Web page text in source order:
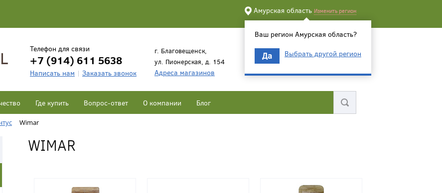
Амурская область Изменить регион
Ваш регион Амурская область?
Да Выбрать другой регион
Телефон для связи
+7 (914) 611 5638
Написать нам Заказать звонок
г. Благовещенск,
ул. Пионерская, д. 154
Адреса магазинов
Где купить Вопрос-ответ О компании Блог
Wimar
WIMAR